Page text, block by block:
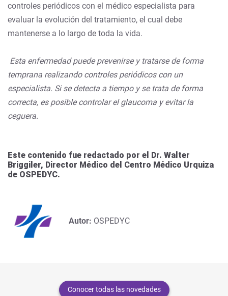
controles periódicos con el médico especialista para
evaluar la evolución del tratamiento, el cual debe
mantenerse a lo largo de toda la vida.
Esta enfermedad puede prevenirse y tratarse de forma
temprana realizando controles periódicos con un
especialista. Si se detecta a tiempo y se trata de forma
correcta, es posible controlar el glaucoma y evitar la
ceguera.
Este contenido fue redactado por el Dr. Walter
Briggiler, Director Médico del Centro Médico Urquiza
de OSPEDYC.
Autor: OSPEDYC
Conocer todas las novedades